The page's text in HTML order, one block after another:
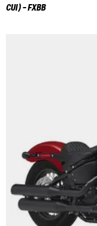
CUI) - FXBB